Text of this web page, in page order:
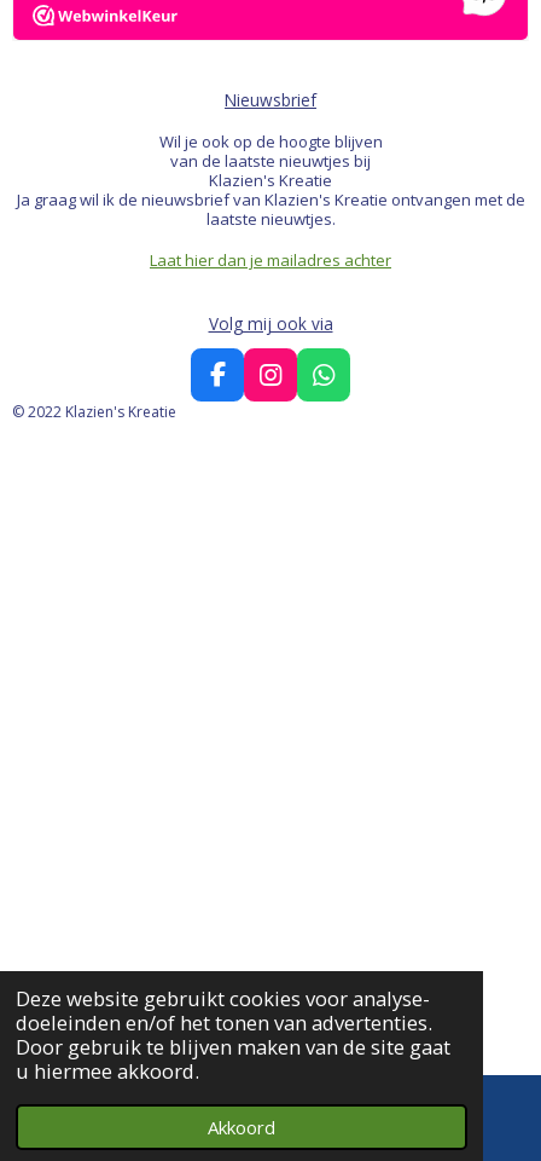
Deze website gebruikt cookies voor analyse-
doeleinden en/of het tonen van advertenties.
Door gebruik te blijven maken van de site gaat
u hiermee akkoord.
Akkoord
Nieuwsbrief
Wil je ook op de hoogte blijven
van de laatste nieuwtjes bij
Klazien's Kreatie
Ja graag wil ik de nieuwsbrief van Klazien's Kreatie ontvangen met de
laatste nieuwtjes.
Laat hier dan je mailadres achter
Volg mij ook via
F
a
I
n
W
h
© 2022 Klazien's Kreatie
Telefoonnummer